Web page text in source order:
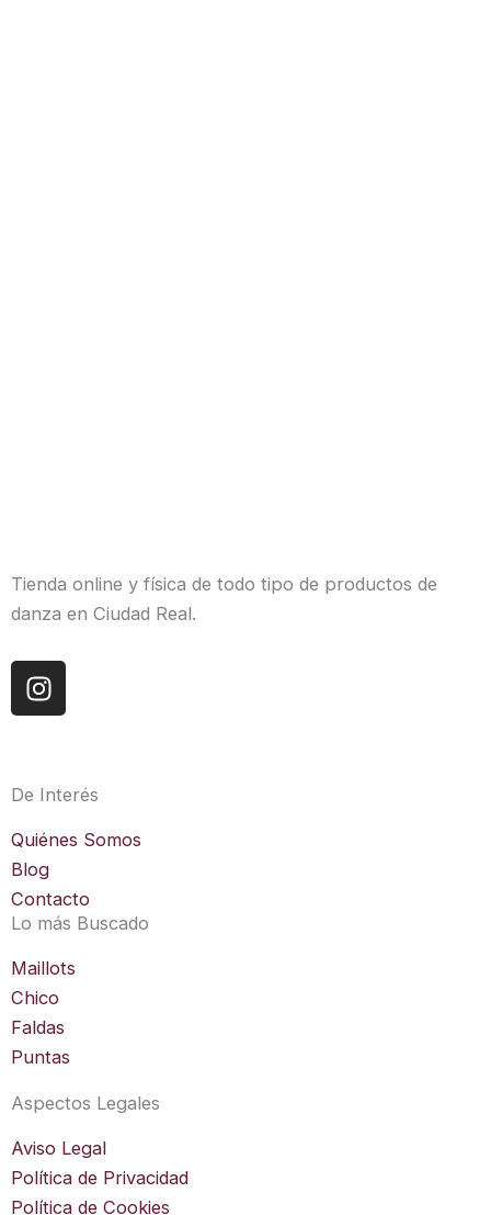
Tienda online y física de todo tipo de productos de
danza en Ciudad Real.
I
n
a
g
r
a
m
De Interés
Quiénes Somos
Blog
Contacto
Lo más Buscado
Maillots
Chico
Faldas
Puntas
Aspectos Legales
Aviso Legal
Política de Privacidad
Política de Cookies